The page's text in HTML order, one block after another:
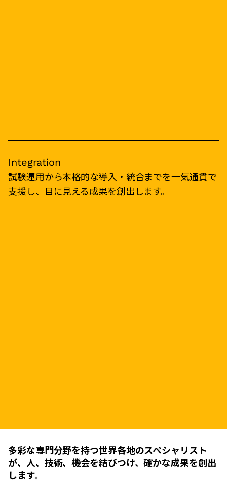
Integration
試験運用から本格的な導入・統合までを一気通貫で
支援し、目に見える成果を創出します。
多彩な専門分野を持つ世界各地のスペシャリスト
が、人、技術、機会を結びつけ、確かな成果を創出
します。